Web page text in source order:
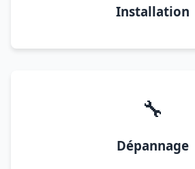
Installation
🔧
Dépannage